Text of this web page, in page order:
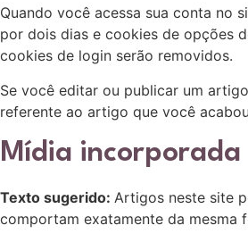
Quando você acessa sua conta no
por dois dias e cookies de opções
cookies de login serão removidos.
Se você editar ou publicar um
referente ao artigo que você
Mídia incorporada
Texto sugerido: Artigos neste site
comportam exatamente da mesma